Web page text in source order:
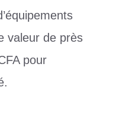
valeur de près
pour